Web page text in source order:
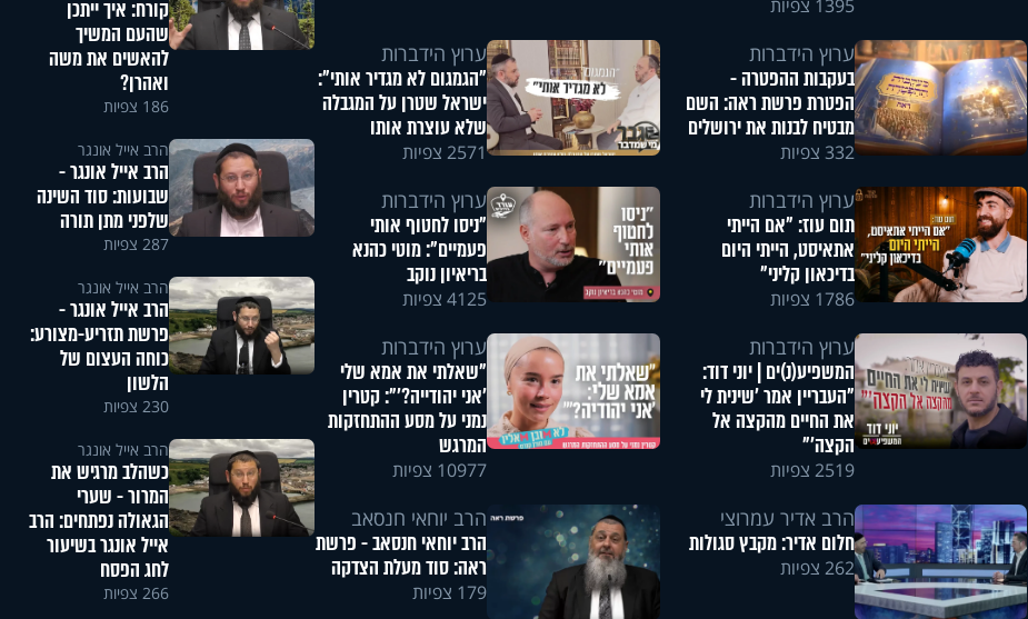
1395 צפיות
ערוץ הידברות
בעקבות ההפטרה -
הפטרת פרשת ראה: השם
מבטיח לבנות את ירושלים
332 צפיות
ערוץ הידברות
"הגמגום לא מגדיר אותי":
ישראל שטרן על המגבלה
שלא עוצרת אותו
2571 צפיות
ערוץ הידברות
תום עוז: "אם הייתי
אתאיסט, הייתי היום
בדיכאון קליני"
1786 צפיות
ערוץ הידברות
"ניסו לחטוף אותי
פעמיים": מוטי כהנא
בריאיון נוקב
4125 צפיות
ערוץ הידברות
המשפיע(נ)ים | יוני דוד:
"העבריין אמר 'שינית לי
את החיים מהקצה אל
הקצה'"
2519 צפיות
ערוץ הידברות
"שאלתי את אמא שלי
'אני יהודייה?'": קטרין
נמני על מסע ההתחזקות
המרגש
10977 צפיות
הרב אדיר עמרוצי
חלום אדיר: מקבץ סגולות
262 צפיות
הרב יוחאי חנסאב
הרב יוחאי חנסאב - פרשת
ראה: סוד מעלת הצדקה
179 צפיות
קורח: איך ייתכן
שהעם המשיך
להאשים את משה
ואהרן?
186 צפיות
הרב אייל אונגר
הרב אייל אונגר -
שבועות: סוד השינה
שלפני מתן תורה
287 צפיות
הרב אייל אונגר
הרב אייל אונגר -
פרשת תזריע-מצורע:
כוחה העצום של
הלשון
230 צפיות
הרב אייל אונגר
כשהלב מרגיש את
המרור - שערי
הגאולה נפתחים: הרב
אייל אונגר בשיעור
לחג הפסח
266 צפיות